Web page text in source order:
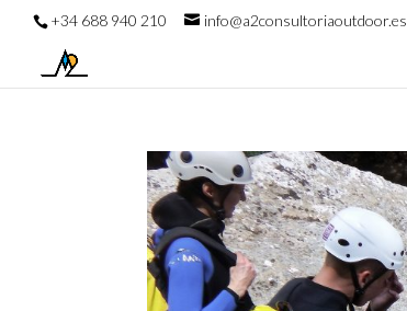
+34 688 940 210 info@a2consultoriaoutdoor.es